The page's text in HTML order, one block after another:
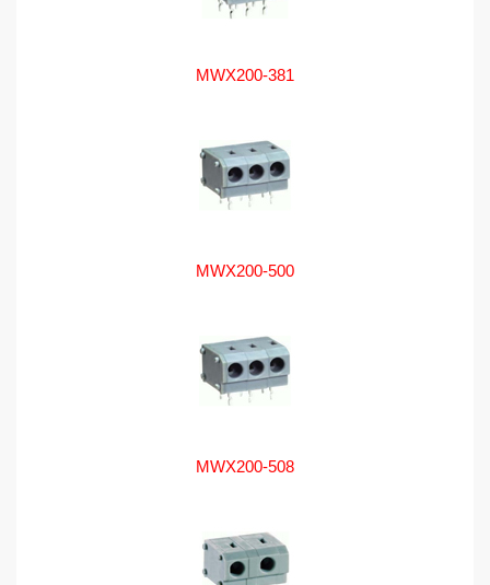
MWX200-381
MWX200-500
MWX200-508